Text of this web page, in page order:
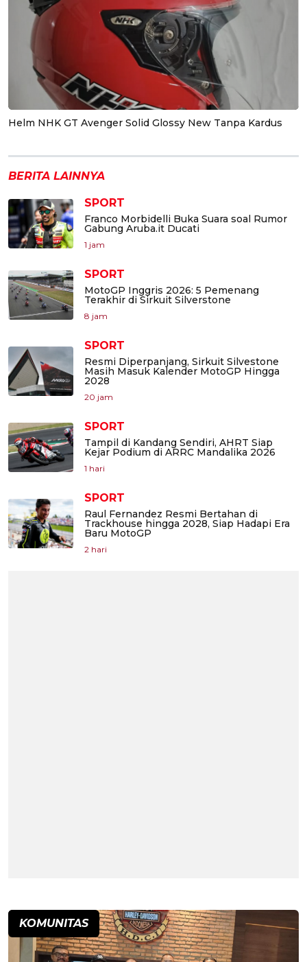
Helm NHK GT Avenger Solid Glossy New Tanpa Kardus
BERITA LAINNYA
SPORT
Franco Morbidelli Buka Suara soal Rumor
Gabung Aruba.it Ducati
1 jam
SPORT
MotoGP Inggris 2026: 5 Pemenang
Terakhir di Sirkuit Silverstone
8 jam
SPORT
Resmi Diperpanjang, Sirkuit Silvestone
Masih Masuk Kalender MotoGP Hingga
2028
20 jam
SPORT
Tampil di Kandang Sendiri, AHRT Siap
Kejar Podium di ARRC Mandalika 2026
1 hari
SPORT
Raul Fernandez Resmi Bertahan di
Trackhouse hingga 2028, Siap Hadapi Era
Baru MotoGP
2 hari
KOMUNITAS